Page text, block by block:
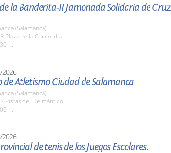
la Banderita-II Jamonada Solidaria de Cruz
(Salamanca)
Plaza de la Concordia
h.
2026
de Atletismo Ciudad de Salamanca
(Salamanca)
Pistas del Helmántico
h.
2026
de tenis de los Juegos Escolares.